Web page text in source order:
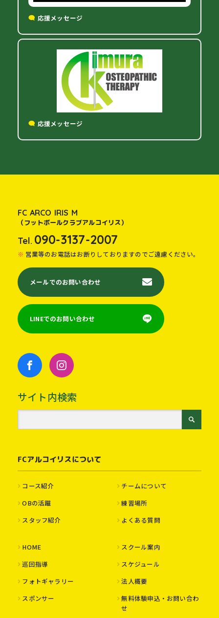
応援メッセージ
応援メッセージ
FC ARCO IRIS M
（フットボールクラブアルコイリス）
Tel. 090-3137-2007
営業等のお電話はお断りしておりますのでご遠慮ください。
メールでのお問い合わせ
LINEでのお問い合わせ
サイト内検索
FCアルコイリスについて
コース紹介
チームについて
OBの活躍
練習場所
スタッフ紹介
よくある質問
HOME
スクール案内
巡回指導
スケジュール
フォトギャラリー
法人概要
スポンサー
無料体験申込・お問い合わ
せ